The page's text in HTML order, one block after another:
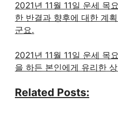
2021년 11월 11일 운세 목
한 반결과 향후에 대한 계
군요.
2021년 11월 11일 운세 목
을 하든 본인에게 유리한
Related Posts: